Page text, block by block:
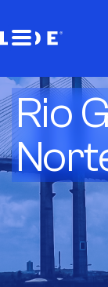
Rio